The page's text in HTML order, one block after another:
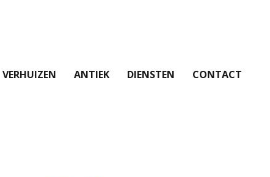
VERHUIZEN ANTIEK DIENSTEN CONTACT